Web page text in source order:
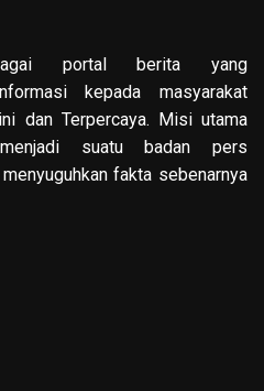
portal berita yang
kepada masyarakat
dan Terpercaya. Misi utama
suatu badan pers
fakta sebenarnya